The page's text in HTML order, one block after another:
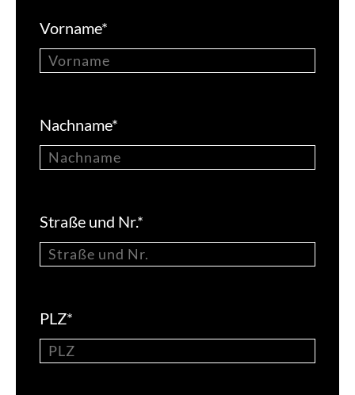
Vorname*
Nachname*
Straße und Nr.*
PLZ*